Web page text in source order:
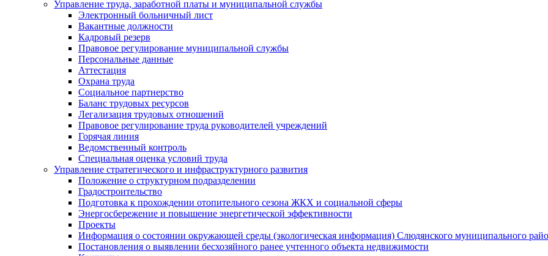
Управление труда, заработной платы и муниципальной службы
Электронный больничный лист
Вакантные должности
Кадровый резерв
Правовое регулирование муниципальной службы
Персональные данные
Аттестация
Охрана труда
Социальное партнерство
Баланс трудовых ресурсов
Легализация трудовых отношений
Правовое регулирование труда руководителей учреждений
Горячая линия
Ведомственный контроль
Специальная оценка условий труда
Управление стратегического и инфраструктурного развития
Положение о структурном подразделении
Градостроительство
Подготовка к прохождении отопительного сезона ЖКХ и социальной сферы
Энергосбережение и повышение энергетической эффективности
Проекты
Информация о состоянии окружающей среды (экологическая информация) Слюдянского муниципального
Постановления о выявлении бесхозяйного ранее учтенного объекта недвижимости